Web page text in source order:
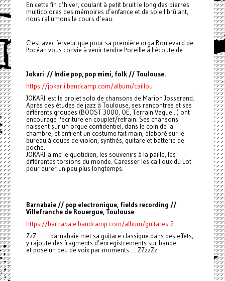
En cette fin d’hiver, coulant à petit bruit le long des pierres
multicolores des mémoires d’enfance et de soleil brûlant,
nous rallumons le cours d’eau.
C'est avec ferveur que pour sa première orga Boulevard de
l'océan vous convie à venir tendre l'oreille à l'écoute de
Jokari // Indie pop, pop mimi, folk // Toulouse.
https://jokarii.bandcamp.com/album/caillou
JOKARI est le projet solo de chansons de Marion Josserand.
Après des études de jazz à Toulouse, ses rencontres et ses
différents groupes (BOOST 3000, OE, Terrain Vague...) ont
encouragé l'écriture en couplet/refrain. Ses chansons
naissent sur un orgue confidentiel, dans le coin de la
chambre, et enfilent un costume fait main, élaboré sur le
bureau à coups de violon, synthés, guitare et batterie de
poche.
JOKARI aime le quotidien, les souvenirs à la paille, les
différentes torsions du monde. Caresser les cailloux du Lot
pour durer un peu plus longtemps.
Barnabaie // pop electronique, fields recording //
Villefranche de Rouergue, Toulouse
https://barnabaie.bandcamp.com/album/guitares-2
ZzZ …… barnabaie met sa guitare classique dans des effets,
y rajoute des fragments d’enregistrements sur bande
et pose un peu de voix par moments … ZZzzZz